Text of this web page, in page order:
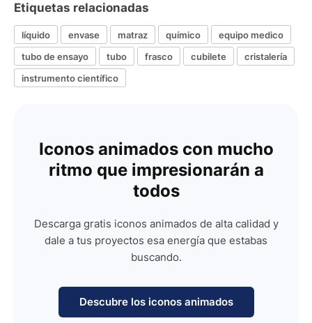
Etiquetas relacionadas
líquido envase matraz químico
equipo medico
tubo de ensayo
tubo frasco cubilete
cristalería
instrumento científico
Iconos animados con mucho
ritmo que impresionarán a
todos
Descarga gratis iconos animados de alta calidad y
dale a tus proyectos esa energía que estabas
buscando.
Descubre los iconos animados